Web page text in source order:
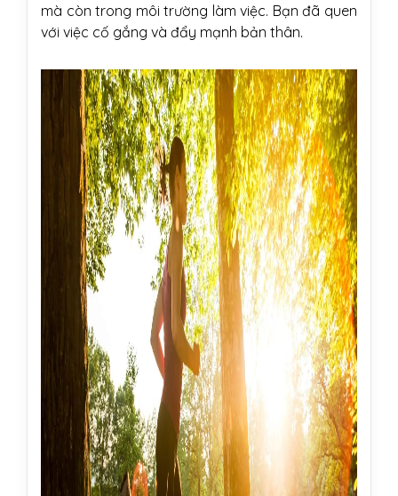
mà còn trong môi trường làm việc. Bạn đã quen
với việc cố gắng và đẩy mạnh bản thân.